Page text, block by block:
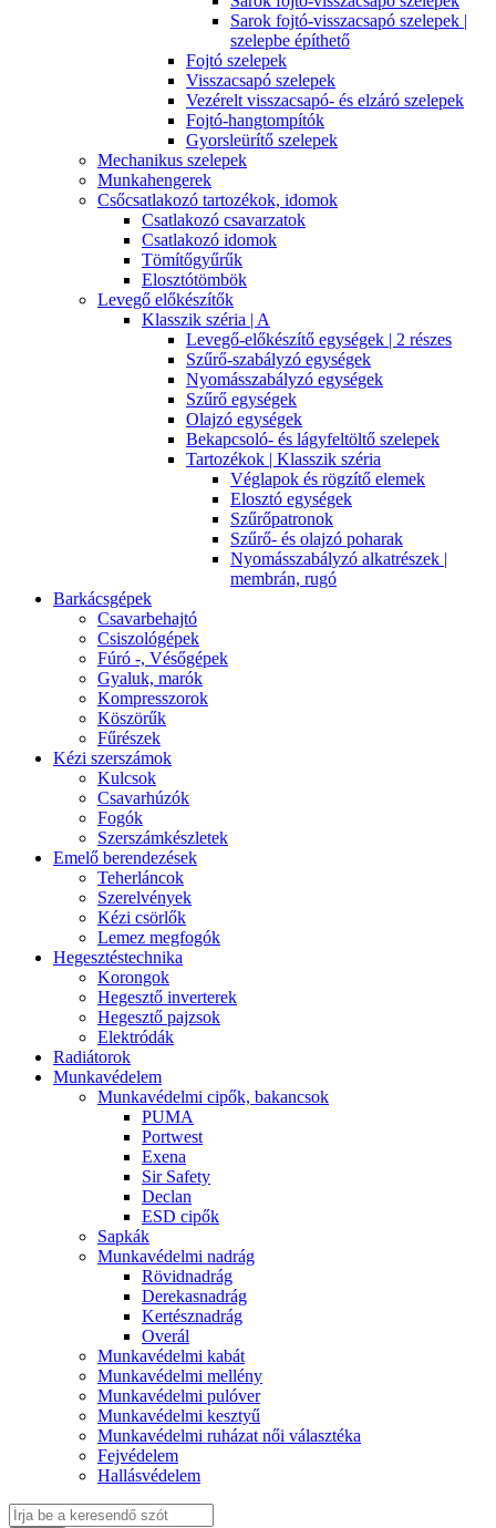
Sarok fojtó-visszacsapó szelepek |
szelepbe építhető
Fojtó szelepek
Visszacsapó szelepek
Vezérelt visszacsapó- és elzáró szelepek
Fojtó-hangtompítók
Gyorsleürítő szelepek
Mechanikus szelepek
Munkahengerek
Csőcsatlakozó tartozékok, idomok
Csatlakozó csavarzatok
Csatlakozó idomok
Tömítőgyűrűk
Elosztótömbök
Levegő előkészítők
Klasszik széria | A
Levegő-előkészítő egységek | 2 részes
Szűrő-szabályzó egységek
Nyomásszabályzó egységek
Szűrő egységek
Olajzó egységek
Bekapcsoló- és lágyfeltöltő szelepek
Tartozékok | Klasszik széria
Véglapok és rögzítő elemek
Elosztó egységek
Szűrőpatronok
Szűrő- és olajzó poharak
Nyomásszabályzó alkatrészek |
membrán, rugó
Barkácsgépek
Csavarbehajtó
Csiszológépek
Fúró -, Vésőgépek
Gyaluk, marók
Kompresszorok
Köszörűk
Fűrészek
Kézi szerszámok
Kulcsok
Csavarhúzók
Fogók
Szerszámkészletek
Emelő berendezések
Teherláncok
Szerelvények
Kézi csörlők
Lemez megfogók
Hegesztéstechnika
Korongok
Hegesztő inverterek
Hegesztő pajzsok
Elektródák
Radiátorok
Munkavédelem
Munkavédelmi cipők, bakancsok
PUMA
Portwest
Exena
Sir Safety
Declan
ESD cipők
Sapkák
Munkavédelmi nadrág
Rövidnadrág
Derekasnadrág
Kertésznadrág
Overál
Munkavédelmi kabát
Munkavédelmi mellény
Munkavédelmi pulóver
Munkavédelmi kesztyű
Munkavédelmi ruházat női választéka
Fejvédelem
Hallásvédelem